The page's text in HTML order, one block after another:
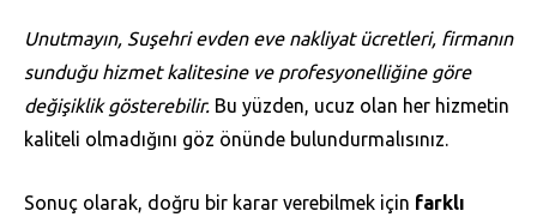
Unutmayın, Suşehri evden eve nakliyat ücretleri, firmanın
sunduğu hizmet kalitesine ve profesyonelliğine göre
değişiklik gösterebilir. Bu yüzden, ucuz olan her hizmetin
kaliteli olmadığını göz önünde bulundurmalısınız.
Sonuç olarak, doğru bir karar verebilmek için farklı